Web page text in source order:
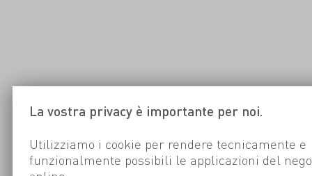
La vostra privacy è importante per noi.
Utilizziamo i cookie per rendere tecnicamente e
funzionalmente possibili le applicazioni del